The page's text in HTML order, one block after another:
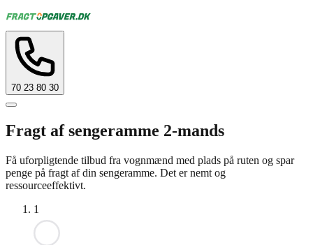
70 23 80 30
Fragt af sengeramme 2-mands
Få uforpligtende tilbud fra vognmænd med plads på ruten og spar
penge på fragt af din sengeramme. Det er nemt og
ressourceeffektivt.
1